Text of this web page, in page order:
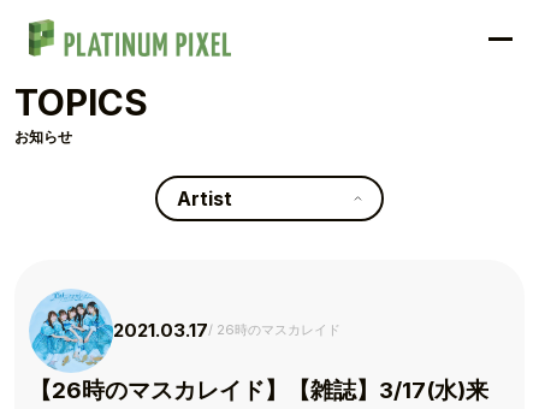
TOPICS
お知らせ
Artist
2021.03.17 26時のマスカレイド
【26時のマスカレイド】【雑誌】3/17(水)来